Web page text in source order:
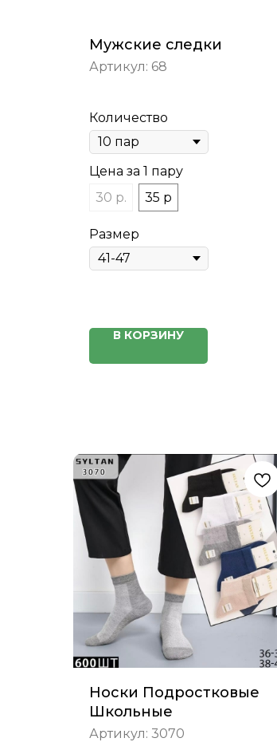
Мужские следки
Артикул: 68
Количество
Цена за 1 пару
30 р.
35 р
Размер
В КОРЗИНУ
Носки Подростковые
Школьные
Артикул: 3070